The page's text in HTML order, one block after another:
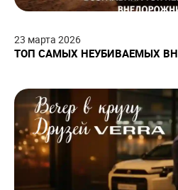
23 марта 2026
ТОП САМЫХ НЕУБИВАЕМЫХ